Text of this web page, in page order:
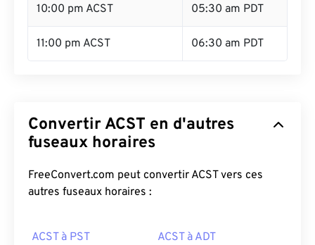
10:00 pm ACST 05:30 am PDT
11:00 pm ACST 06:30 am PDT
Convertir ACST en d'autres
fuseaux horaires
FreeConvert.com peut convertir ACST vers ces
autres fuseaux horaires :
ACST à PST ACST à ADT